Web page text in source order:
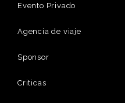
Evento Privado
Agencia de viaje
Sponsor
Criticas